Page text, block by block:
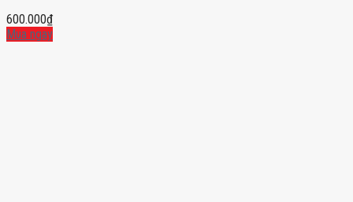
600.000₫
Mua ngay